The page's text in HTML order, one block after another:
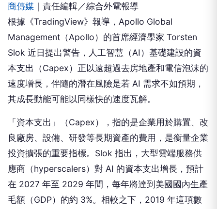
商傳媒 ｜責任編輯／綜合外電報導
根據《TradingView》報導，Apollo Global
Management（Apollo）的首席經濟學家 Torsten
Slok 近日提出警告，人工智慧（AI）基礎建設的資
本支出（Capex）正以遠超過去房地產和電信泡沫的
速度增長，伴隨的潛在風險是若 AI 需求不如預期，
其成長動能可能以同樣快的速度瓦解。
「資本支出」（Capex），指的是企業用於購置、改
良廠房、設備、研發等長期資產的費用，是衡量企業
投資擴張的重要指標。Slok 指出，大型雲端服務供
應商（hyperscalers）對 AI 的資本支出增長，預計
在 2027 年至 2029 年間，每年將達到美國國內生產
毛額（GDP）的約 3%。相較之下，2019 年這項數